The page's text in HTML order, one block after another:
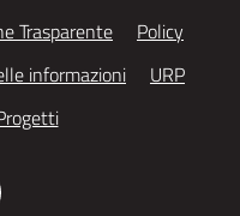
Trasparente
Policy
informazioni
URP